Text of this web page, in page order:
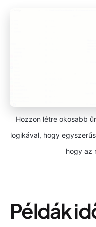
Hozzon létre okosabb
logikával, hogy
hogy az
Példák